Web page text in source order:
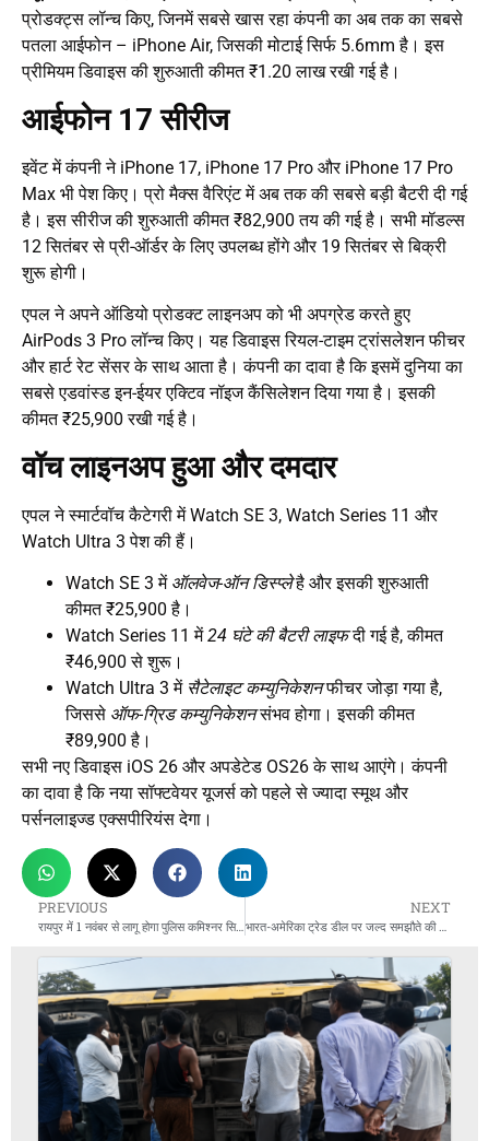
प्रोडक्ट्स लॉन्च किए, जिनमें सबसे खास रहा कंपनी का अब तक का सबसे
पतला आईफोन – iPhone Air, जिसकी मोटाई सिर्फ 5.6mm है। इस
प्रीमियम डिवाइस की शुरुआती कीमत ₹1.20 लाख रखी गई है।
आईफोन 17 सीरीज
इवेंट में कंपनी ने iPhone 17, iPhone 17 Pro और iPhone 17 Pro
Max भी पेश किए। प्रो मैक्स वैरिएंट में अब तक की सबसे बड़ी बैटरी दी गई
है। इस सीरीज की शुरुआती कीमत ₹82,900 तय की गई है। सभी मॉडल्स
12 सितंबर से प्री-ऑर्डर के लिए उपलब्ध होंगे और 19 सितंबर से बिक्री
शुरू होगी।
एपल ने अपने ऑडियो प्रोडक्ट लाइनअप को भी अपग्रेड करते हुए
AirPods 3 Pro लॉन्च किए। यह डिवाइस रियल-टाइम ट्रांसलेशन फीचर
और हार्ट रेट सेंसर के साथ आता है। कंपनी का दावा है कि इसमें दुनिया का
सबसे एडवांस्ड इन-ईयर एक्टिव नॉइज कैंसिलेशन दिया गया है। इसकी
कीमत ₹25,900 रखी गई है।
वॉच लाइनअप हुआ और दमदार
एपल ने स्मार्टवॉच कैटेगरी में Watch SE 3, Watch Series 11 और
Watch Ultra 3 पेश की हैं।
Watch SE 3 में ऑलवेज-ऑन डिस्प्लेहै और इसकी शुरुआती
कीमत ₹25,900 है।
Watch Series 11 में24 घंटे की बैटरी लाइफदी गई है, कीमत
₹46,900 से शुरू।
Watch Ultra 3 में सैटेलाइट कम्युनिकेशनफीचर जोड़ा गया है,
जिससे ऑफ-ग्रिड कम्युनिकेशनसंभव होगा। इसकी कीमत
₹89,900 है।
सभी नए डिवाइस iOS 26 और अपडेटेड OS26 के साथ आएंगे। कंपनी
का दावा है कि नया सॉफ्टवेयर यूजर्स को पहले से ज्यादा स्मूथ और
पर्सनलाइज्ड एक्सपीरियंस देगा।
PREVIOUS
रायपुर में 1 नवंबर से लागू होगा पुलिस कमिश्नर सिस्टम
NEXT
भारत-अमेरिका ट्रेड डील पर जल्द समझौते की उम्मीद, मोदी बोले- “मैं राष्ट्रपति ट्रम्प से बातचीत का इंतजार कर रहा हूं।”